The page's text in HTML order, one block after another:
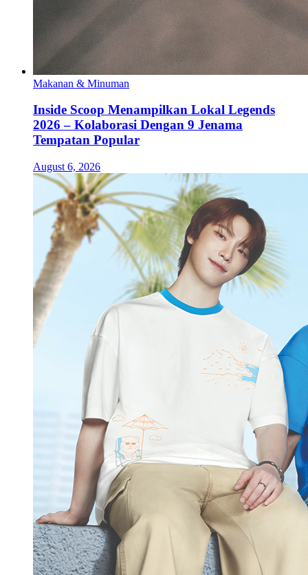
Makanan & Minuman
Inside Scoop Menampilkan Lokal Legends
2026 – Kolaborasi Dengan 9 Jenama
Tempatan Popular
August 6, 2026